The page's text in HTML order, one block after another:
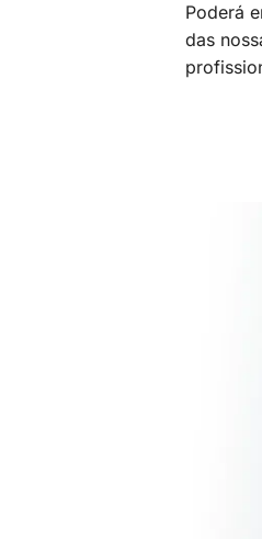
Poderá
das